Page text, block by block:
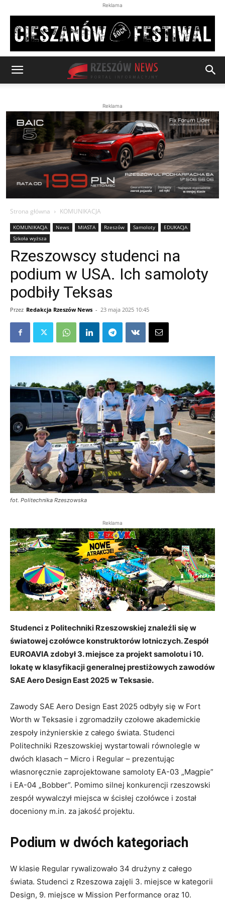
Reklama
Reklama
Strona główna KOMUNIKACJA
KOMUNIKACJA News MIASTA Rzeszów Samoloty
EDUKACJA
Szkoła wyższa
Rzeszowscy studenci na
podium w USA. Ich samoloty
podbiły Teksas
Przez Redakcja Rzeszów News - 23 maja 2025 10:45
fot. Politechnika Rzeszowska
Reklama
Studenci z Politechniki Rzeszowskiej znaleźli się w
światowej czołówce konstruktorów lotniczych. Zespół
EUROAVIA zdobył 3. miejsce za projekt samolotu i 10.
lokatę w klasyfikacji generalnej prestiżowych zawodów
SAE Aero Design East 2025 w Teksasie.
Zawody SAE Aero Design East 2025 odbyły się w Fort
Worth w Teksasie i zgromadziły czołowe akademickie
zespoły inżynierskie z całego świata. Studenci
Politechniki Rzeszowskiej wystartowali równolegle w
dwóch klasach – Micro i Regular – prezentując
własnoręcznie zaprojektowane samoloty EA-03 „Magpie”
i EA-04 „Bobber”. Pomimo silnej konkurencji rzeszowski
zespół wywalczył miejsca w ścisłej czołówce i został
doceniony m.in. za jakość projektu.
Podium w dwóch kategoriach
W klasie Regular rywalizowało 34 drużyny z całego
świata. Studenci z Rzeszowa zajęli 3. miejsce w kategorii
Design, 9. miejsce w Mission Performance oraz 10.